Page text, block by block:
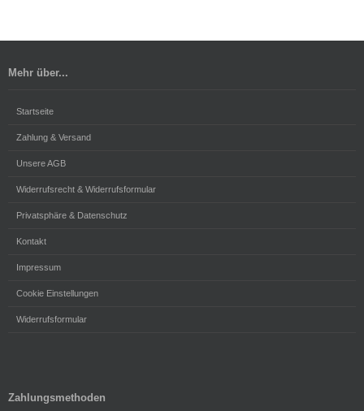
Mehr über...
Startseite
Zahlung & Versand
Unsere AGB
Widerrufsrecht & Widerrufsformular
Privatsphäre & Datenschutz
Kontakt
Impressum
Cookie Einstellungen
Widerrufsformular
Zahlungsmethoden